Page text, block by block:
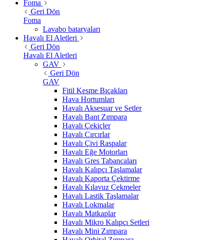
Foma
Geri Dön
Foma
Lavabo bataryaları
Havalı El Aletleri
Geri Dön
Havalı El Aletleri
GAV
Geri Dön
GAV
Fitil Kesme Bıçakları
Hava Hortumları
Havalı Aksesuar ve Setler
Havalı Bant Zımpara
Havalı Çekiçler
Havalı Cırcırlar
Havalı Çivi Raspalar
Havalı Eğe Motorları
Havalı Gres Tabancaları
Havalı Kalıpçı Taşlamalar
Havalı Kaporta Çektirme
Havalı Kılavuz Çekmeler
Havalı Lastik Taşlamalar
Havalı Lokmalar
Havalı Matkaplar
Havalı Mikro Kalıpçı Setleri
Havalı Mini Zımpara